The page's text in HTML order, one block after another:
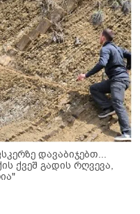
დავაბიჯებთ...
ქვეშ გადის რღვევა,